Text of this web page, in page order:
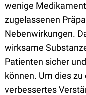
wenige
zugelassenen
Nebenwirkungen.
wirksame
Patienten sicher
können. Um dies
verbessertes